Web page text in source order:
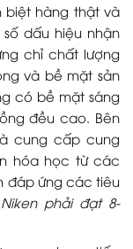
biệt hàng thật và
dấu hiệu nhận
chỉ chất lượng
và bề mặt sản
có bề mặt sáng
đều cao. Bên
cung cấp cung
hóa học từ các
đáp ứng các tiêu
phải đạt 8-